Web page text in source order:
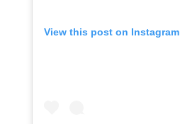
View this post on Instagram